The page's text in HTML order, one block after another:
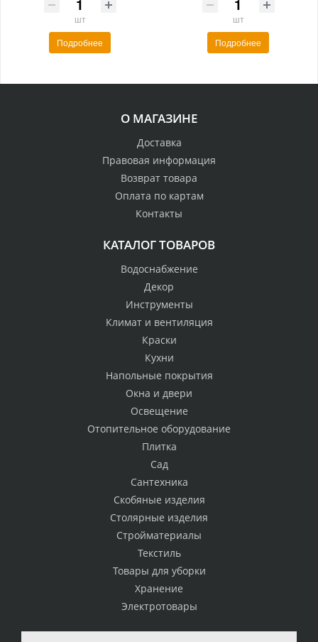
шт
Подробнее
шт
Подробнее
О МАГАЗИНЕ
Доставка
Правовая информация
Возврат товара
Оплата по картам
Контакты
КАТАЛОГ ТОВАРОВ
Водоснабжение
Декор
Инструменты
Климат и вентиляция
Краски
Кухни
Напольные покрытия
Окна и двери
Освещение
Отопительное оборудование
Плитка
Сад
Сантехника
Скобяные изделия
Столярные изделия
Стройматериалы
Текстиль
Товары для уборки
Хранение
Электротовары